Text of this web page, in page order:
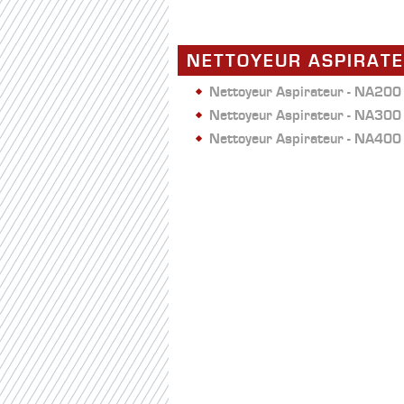
NETTOYEUR
Nettoyeur Aspirateur - NA200
Nettoyeur Aspirateur - NA300
Nettoyeur Aspirateur - NA400